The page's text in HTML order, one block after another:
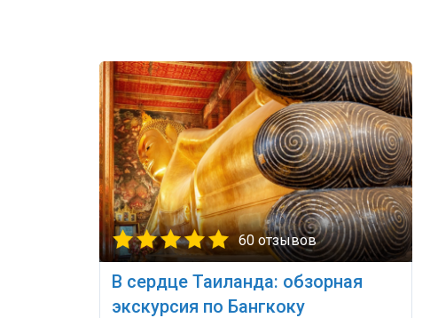
60 отзывов
В сердце Таиланда: обзорная
экскурсия по Бангкоку